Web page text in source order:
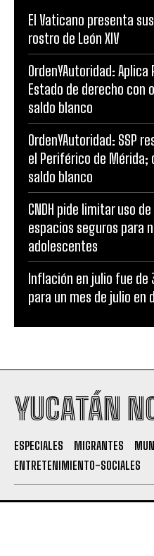
El Vaticano presenta
rostro de León XIV
OrdenYAutoridad:
Estado de derecho con
saldo blanco
OrdenYAutoridad: SSP
el Periférico de
saldo blanco
CNDH pide limitar uso
espacios seguros para
adolescentes
Inflación en julio fue de
para un mes de julio en
YUCATÁN
ESPECIALES MIGRANTES
ENTRETENIMIENTO-SOCIALES